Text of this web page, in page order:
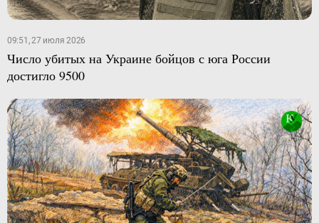
09:51, 27 июля 2026
Число убитых на Украине бойцов с юга России
достигло 9500